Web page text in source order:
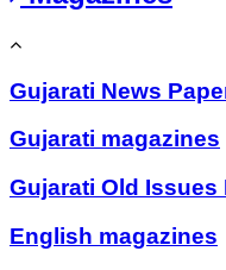
Gujarati News
Gujarati magazines
Gujarati Old Issues
English magazines